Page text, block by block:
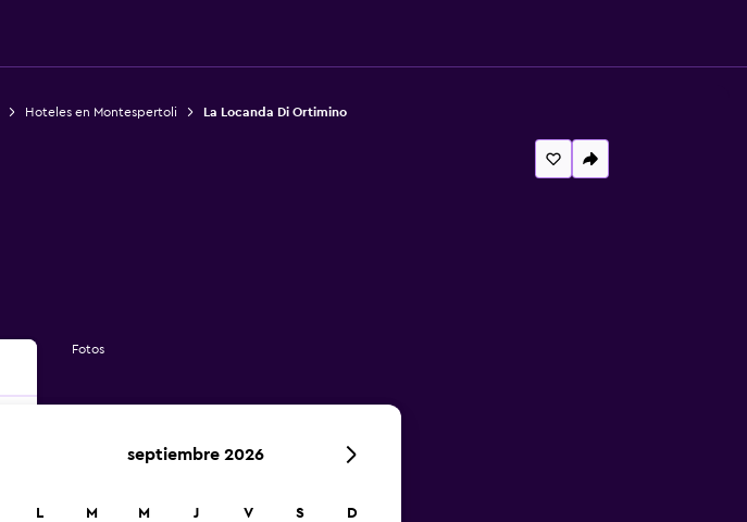
Hoteles en Montespertoli La Locanda Di Ortimino
Fotos
septiembre 2026
L M M J V S D